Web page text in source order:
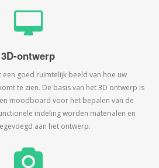
3D-ontwerp
goed ruimtelijk beeld van hoe uw
te zien. De basis van het 3D ontwerp is
moodboard voor het bepalen van de
indeling worden materialen en
aan het ontwerp.